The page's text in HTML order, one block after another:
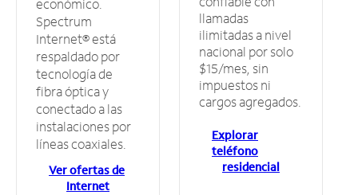
económico.
Spectrum
Internet® está
respaldado por
tecnología de
fibra óptica y
conectado a las
instalaciones por
líneas coaxiales.
Ver ofertas de
Internet
llamadas
ilimitadas a nivel
nacional por solo
$15/mes, sin
impuestos ni
cargos agregados.
Explorar
teléfono
residencial